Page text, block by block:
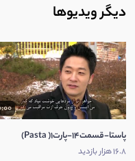
دیگر ویدیوها
پاستا-قسمت14-پارت1( Pasta)
16.8 هزار بازدید